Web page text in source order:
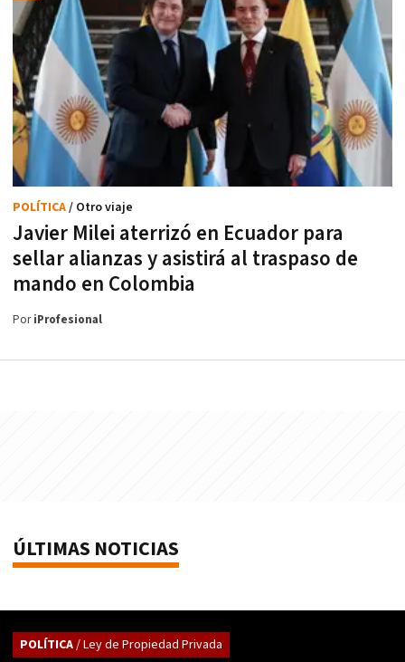
Javier Milei aterrizó en Ecuador para
sellar alianzas y asistirá al traspaso de
mando en Colombia
POLÍTICA/ Otro viaje
PoriProfesional
ÚLTIMAS NOTICIAS
POLÍTICA/ Ley de Propiedad Privada